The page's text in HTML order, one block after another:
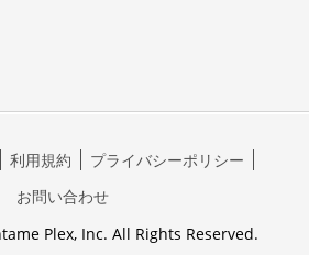
利用規約
プライバシーポリシー
お問い合わせ
Plex, Inc. All Rights Reserved.